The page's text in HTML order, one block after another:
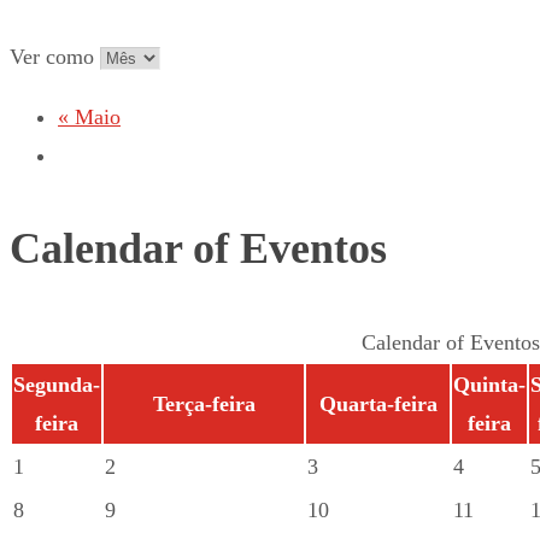
Ver como
« Maio
Calendar of Eventos
Calendar of Eventos
Segunda-
feira
Terça-feira Quarta-feira
Quinta-
feira
1
2 3 4
5
8
9 10 11